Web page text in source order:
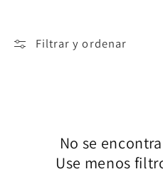
ó
Filtrar y ordenar
No se
Use menos